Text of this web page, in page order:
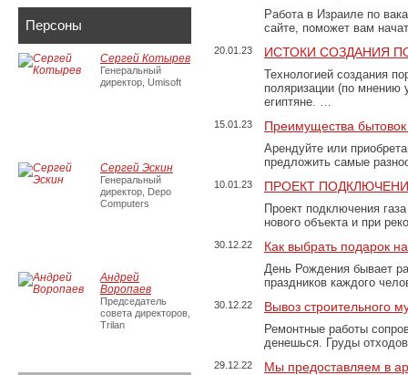
Работа в Израиле по
сайте, поможет вам
20.01.23 ИСТОКИ СОЗДАНИЯ
Технологией создания
поляризации (по
египтяне. …
15.01.23 Преимущества
Арендуйте или
предложить самые
10.01.23 ПРОЕКТ
Проект подключения
нового объекта и при
30.12.22 Как выбрать подарок
День Рождения бывает
праздников каждого
30.12.22 Вывоз строительного
Ремонтные работы
денешься. Груды
29.12.22
Мы предоставляем в
Персоны
Сергей Котырев
Генеральный
директор, Umisoft
Сергей Эскин
Генеральный
директор, Depo
Computers
Андрей
Воропаев
Председатель
совета директоров,
Trilan